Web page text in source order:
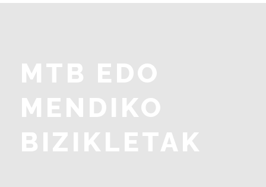
MTB EDO
MENDIKO
BIZIKLETAK